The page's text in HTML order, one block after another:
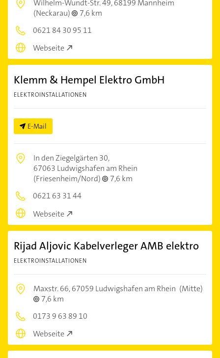
Wilhelm-Wundt-Str. 49,68199 Mannheim
(Neckarau)
7,6 km
0621 84 30 95 11
Webseite
Klemm & Hempel Elektro GmbH
ELEKTROINSTALLATIONEN
E-Mail
In den Ziegelgärten 30,
67063 Ludwigshafen am Rhein
(Friesenheim/Nord)
7,6 km
0621 63 31 44
Webseite
Rijad Aljovic Kabelverleger AMB elektro
ELEKTROINSTALLATIONEN
Maxstr. 66,67059 Ludwigshafen am Rhein (Mitte)
7,6 km
0173 9 63 89 10
Webseite